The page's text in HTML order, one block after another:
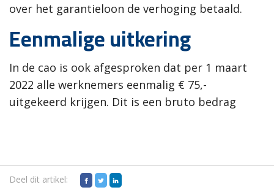
over het garantieloon de verhoging betaald.
Eenmalige uitkering
In de cao is ook afgesproken dat per 1 maart
2022 alle werknemers eenmalig € 75,-
uitgekeerd krijgen. Dit is een bruto bedrag
Deel dit artikel: